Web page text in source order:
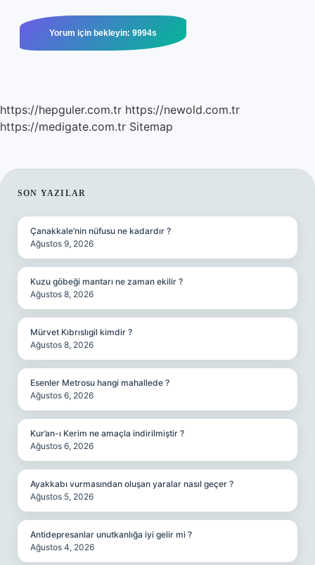
https://hepguler.com.tr https://newold.com.tr
https://medigate.com.tr Sitemap
SIDEBAR
SON YAZILAR
Çanakkale’nin nüfusu ne kadardır ?
Ağustos 9, 2026
Kuzu göbeği mantarı ne zaman ekilir ?
Ağustos 8, 2026
Mürvet Kıbrıslıgil kimdir ?
Ağustos 8, 2026
Esenler Metrosu hangi mahallede ?
Ağustos 6, 2026
Kur’an-ı Kerim ne amaçla indirilmiştir ?
Ağustos 6, 2026
Ayakkabı vurmasından oluşan yaralar nasıl geçer ?
Ağustos 5, 2026
Antidepresanlar unutkanlığa iyi gelir mi ?
Ağustos 4, 2026